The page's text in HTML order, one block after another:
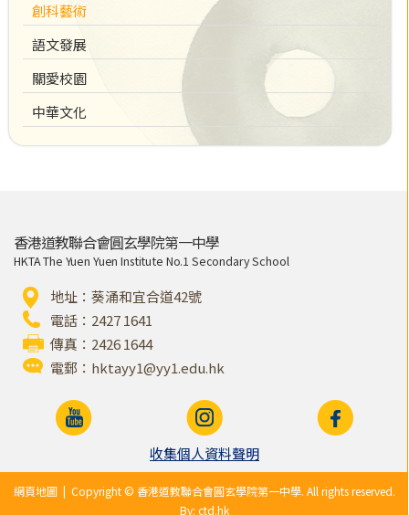
創科藝術
語文發展
關愛校園
中華文化
香港道教聯合會圓玄學院第一中學
HKTA The Yuen Yuen Institute No.1 Secondary School
地址：葵涌和宜合道42號
電話：2427 1641
傳真：2426 1644
電郵： hktayy1@yy1.edu.hk
收集個人資料聲明
網頁地圖 | Copyright © 香港道教聯合會圓玄學院第一中學. All rights reserved.
By: ctd.hk